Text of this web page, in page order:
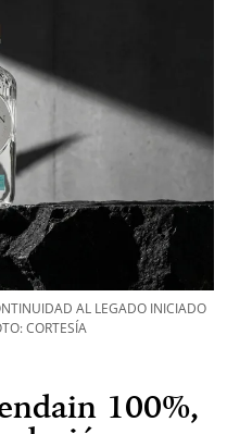
AL LEGADO INICIADO
CORTESÍA
100%,